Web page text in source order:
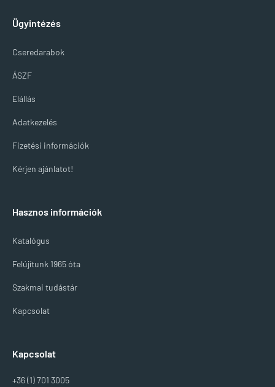
Ügyintézés
Cseredarabok
ÁSZF
Elállás
Adatkezelés
Fizetési információk
Kérjen ajánlatot!
Hasznos információk
Katalógus
Felújítunk 1965 óta
Szakmai tudástár
Kapcsolat
Kapcsolat
+36 (1) 701 3005